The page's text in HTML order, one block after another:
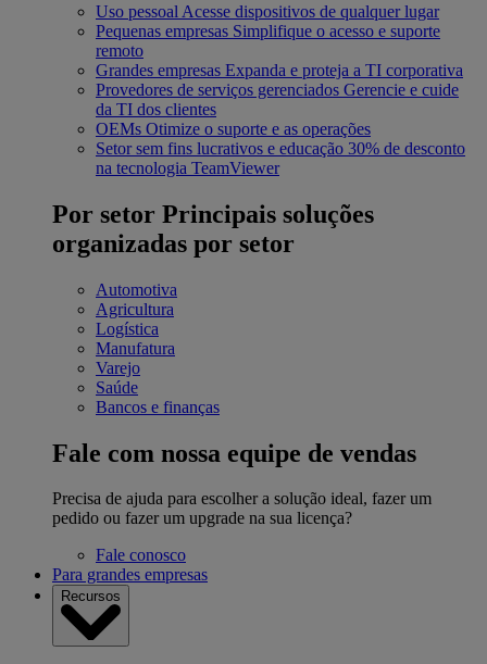
Uso pessoal Acesse dispositivos de qualquer lugar
Pequenas empresas Simplifique o acesso e suporte
remoto
Grandes empresas Expanda e proteja a TI corporativa
Provedores de serviços gerenciados Gerencie e cuide
da TI dos clientes
OEMs Otimize o suporte e as operações
Setor sem fins lucrativos e educação 30% de desconto
na tecnologia TeamViewer
Por setor Principais soluções
organizadas por setor
Automotiva
Agricultura
Logística
Manufatura
Varejo
Saúde
Bancos e finanças
Fale com nossa equipe de vendas
Precisa de ajuda para escolher a solução ideal, fazer um
pedido ou fazer um upgrade na sua licença?
Fale conosco
Para grandes empresas
Recursos